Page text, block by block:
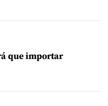
que importar